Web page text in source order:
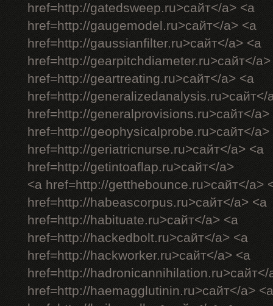
href=http://gatedsweep.ru>сайт</a> <a
href=http://gaugemodel.ru>сайт</a> <a
href=http://gaussianfilter.ru>сайт</a> <a
href=http://gearpitchdiameter.ru>сайт</
href=http://geartreating.ru>сайт</a> <a
href=http://generalizedanalysis.ru>сайт</
href=http://generalprovisions.ru>сайт</a>
href=http://geophysicalprobe.ru>сайт</a>
href=http://geriatricnurse.ru>сайт</a> <a
href=http://getintoaflap.ru>сайт</a>
<a href=http://getthebounce.ru>сайт</a>
href=http://habeascorpus.ru>сайт</a> <a
href=http://habituate.ru>сайт</a> <a
href=http://hackedbolt.ru>сайт</a> <a
href=http://hackworker.ru>сайт</a> <a
href=http://hadronicannihilation.ru>сайт</
href=http://haemagglutinin.ru>сайт</a> <a